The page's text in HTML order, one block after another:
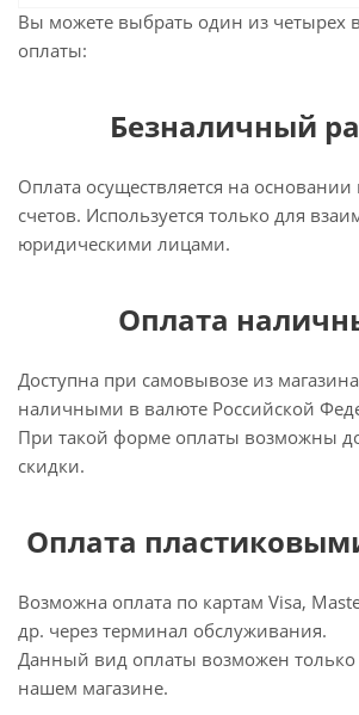
Вы можете выбрать один из четырех
оплаты:
Безналичный
Оплата осуществляется на
счетов. Используется только для
юридическими лицами.
Оплата
Доступна при самовывозе из
наличными в валюте Российской
При такой форме оплаты возможны
скидки.
Оплата
Возможна оплата по картам Visa,
др. через терминал обслуживания.
Данный вид оплаты возможен только
нашем магазине.